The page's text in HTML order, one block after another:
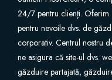
24/7 pentru clienți. Oferim
pentru nevoile dvs. de
corporativ. Centrul nostru
ne asigura că site-ul dvs.
găzduire partajată,